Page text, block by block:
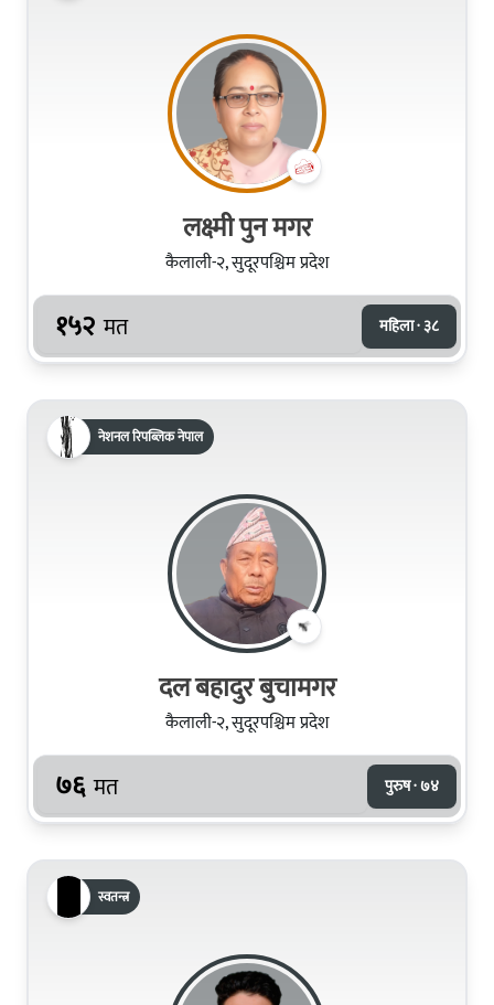
लक्ष्मी पुन मगर
कैलाली-२, सुदूरपश्चिम प्रदेश
१५२ मत महिला · ३८
नेशनल रिपब्लिक नेपाल
दल बहादुर बुचामगर
कैलाली-२, सुदूरपश्चिम प्रदेश
७६ मत पुरुष · ७४
स्वतन्त्र